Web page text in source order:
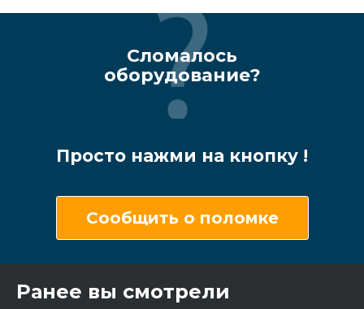
Сломалось
оборудование?
Просто нажми на кнопку !
Сообщить о поломке
Ранее вы смотрели